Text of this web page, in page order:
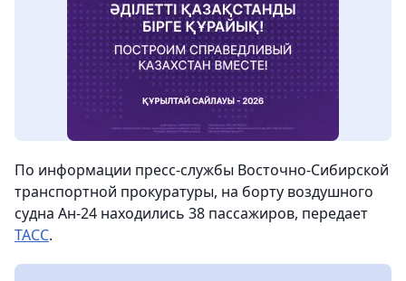
По информации пресс-службы Восточно-Сибирской
транспортной прокуратуры, на борту воздушного
судна Ан-24 находились 38 пассажиров, передает
ТАСС.